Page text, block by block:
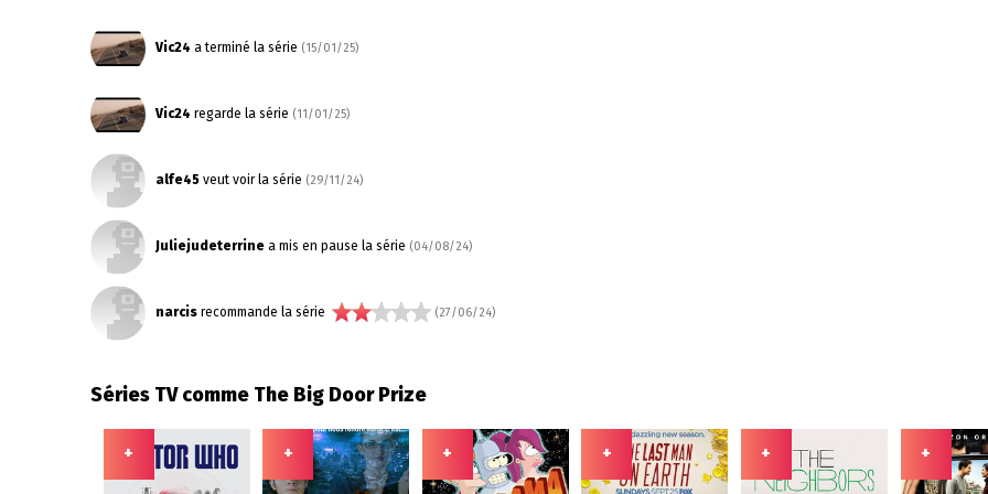
Vic24 a terminé la série (15/01/25)
Vic24 regarde la série (11/01/25)
alfe45 veut voir la série (29/11/24)
Juliejudeterrine a mis en pause la série (04/08/24)
narcis recommande la série (27/06/24)
Séries TV comme The Big Door Prize
+ + + + + +